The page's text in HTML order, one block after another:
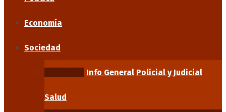
Economía
Sociedad
Info General Policial y Judicial
Salud